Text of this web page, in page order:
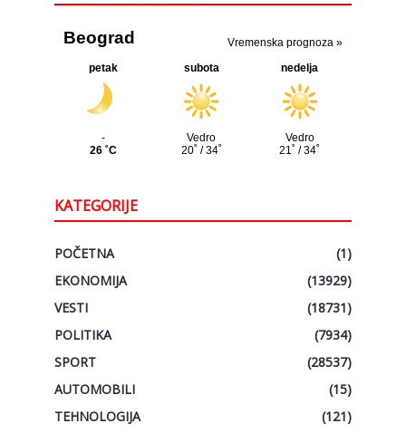
KATEGORIJE
POČETNA
(1)
EKONOMIJA
(13929)
VESTI
(18731)
POLITIKA
(7934)
SPORT
(28537)
AUTOMOBILI
(15)
TEHNOLOGIJA
(121)